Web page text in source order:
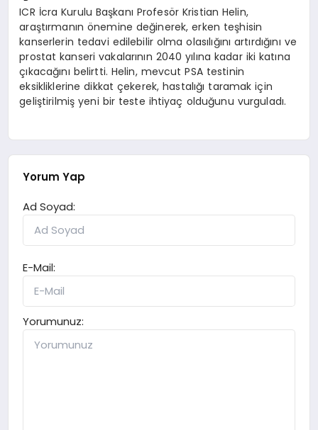
ICR İcra Kurulu Başkanı Profesör Kristian Helin,
araştırmanın önemine değinerek, erken teşhisin
kanserlerin tedavi edilebilir olma olasılığını artırdığını ve
prostat kanseri vakalarının 2040 yılına kadar iki katına
çıkacağını belirtti. Helin, mevcut PSA testinin
eksikliklerine dikkat çekerek, hastalığı taramak için
geliştirilmiş yeni bir teste ihtiyaç olduğunu vurguladı.
Yorum Yap
Ad Soyad:
E-Mail:
Yorumunuz: